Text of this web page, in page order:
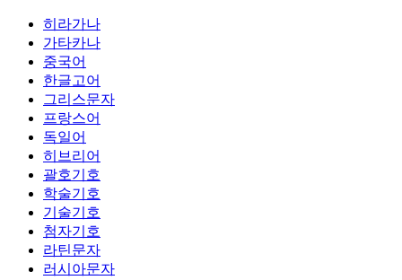
히라가나
가타카나
중국어
한글고어
그리스문자
프랑스어
독일어
히브리어
괄호기호
학술기호
기술기호
첨자기호
라틴문자
러시아문자